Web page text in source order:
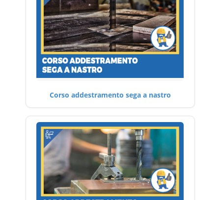
Corso addestramento sega a nastro